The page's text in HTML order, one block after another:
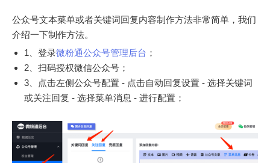
公众号文本菜单或者关键词回复内容制作方法非常简单，我们
介绍一下制作方法。
1、登录微粉通公众号管理后台 ；
2、扫码授权微信公众号；
3、点击左侧公众号配置 - 点击自动回复设置 - 选择关键词
或关注回复 - 选择菜单消息 - 进行配置；